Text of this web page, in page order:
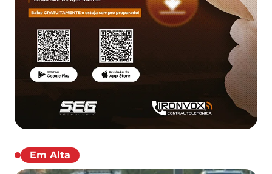
Em Alta